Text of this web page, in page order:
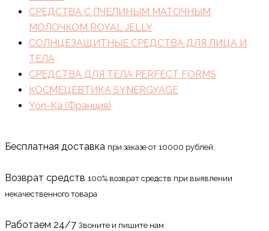
СРЕДСТВА С ПЧЕЛИНЫМ МАТОЧНЫМ
МОЛОЧКОМ ROYAL JELLY
СОЛНЦЕЗАЩИТНЫЕ СРЕДСТВА ДЛЯ ЛИЦА И
ТЕЛА
СРЕДСТВА ДЛЯ ТЕЛА PERFECT FORMS
КОСМЕЦЕВТИКА SYNERGYAGE
Yon-Ka (Франция)
Бесплатная доставка при заказе от 10000 рублей.
Возврат средств 100% возврат средств при выявлении
некачественного товара
Работаем 24/7 Звоните и пишите нам